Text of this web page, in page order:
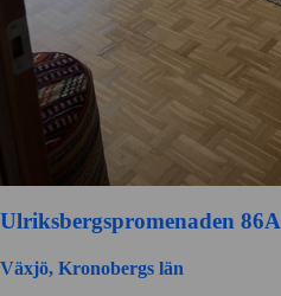
Ulriksbergspromenaden 86A
Växjö, Kronobergs län